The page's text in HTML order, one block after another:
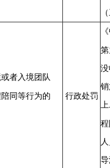
者入境团队
同等行为的 行政处罚